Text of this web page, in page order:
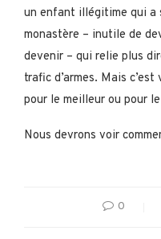
un enfant illégitime qui a
monastère – inutile de
devenir – qui relie plus
trafic d’armes. Mais c’est
pour le meilleur ou pour
Nous devrons voir
0